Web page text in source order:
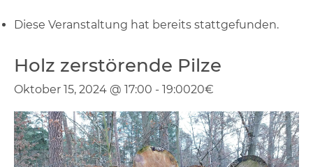
Diese Veranstaltung hat bereits stattgefunden.
Holz zerstörende Pilze
Oktober 15, 2024 @ 17:00 - 19:0020€